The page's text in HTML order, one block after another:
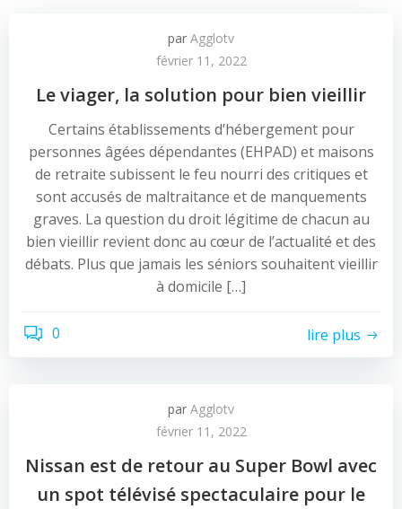
par Agglotv
février 11, 2022
Le viager, la solution pour bien vieillir
Certains établissements d’hébergement pour
personnes âgées dépendantes (EHPAD) et maisons
de retraite subissent le feu nourri des critiques et
sont accusés de maltraitance et de manquements
graves. La question du droit légitime de chacun au
bien vieillir revient donc au cœur de l’actualité et des
débats. Plus que jamais les séniors souhaitent vieillir
à domicile […]
0 lire plus
par Agglotv
février 11, 2022
Nissan est de retour au Super Bowl avec
un spot télévisé spectaculaire pour le